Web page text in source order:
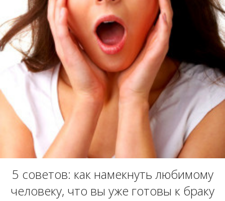
5 советов: как намекнуть любимому
человеку, что вы уже готовы к браку